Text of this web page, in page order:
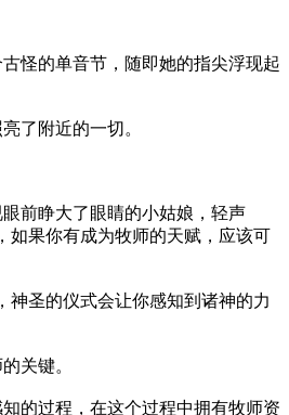
的单音节，随即她的指尖浮现起
附近的一切。
睁大了眼睛的小姑娘，轻声
如果你有成为牧师的天赋，应该可
圣的仪式会让你感知到诸神的力
关键。
过程，在这个过程中拥有牧师资